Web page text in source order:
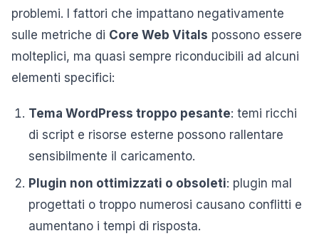
problemi. I fattori che impattano negativamente
sulle metriche di Core Web Vitals possono essere
molteplici, ma quasi sempre riconducibili ad alcuni
elementi specifici:
Tema WordPress troppo pesante: temi ricchi
di script e risorse esterne possono rallentare
sensibilmente il caricamento.
Plugin non ottimizzati o obsoleti: plugin mal
progettati o troppo numerosi causano conflitti e
aumentano i tempi di risposta.